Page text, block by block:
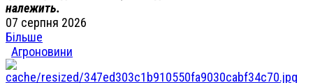
належить.
07 серпня 2026
Більше
Агроновини